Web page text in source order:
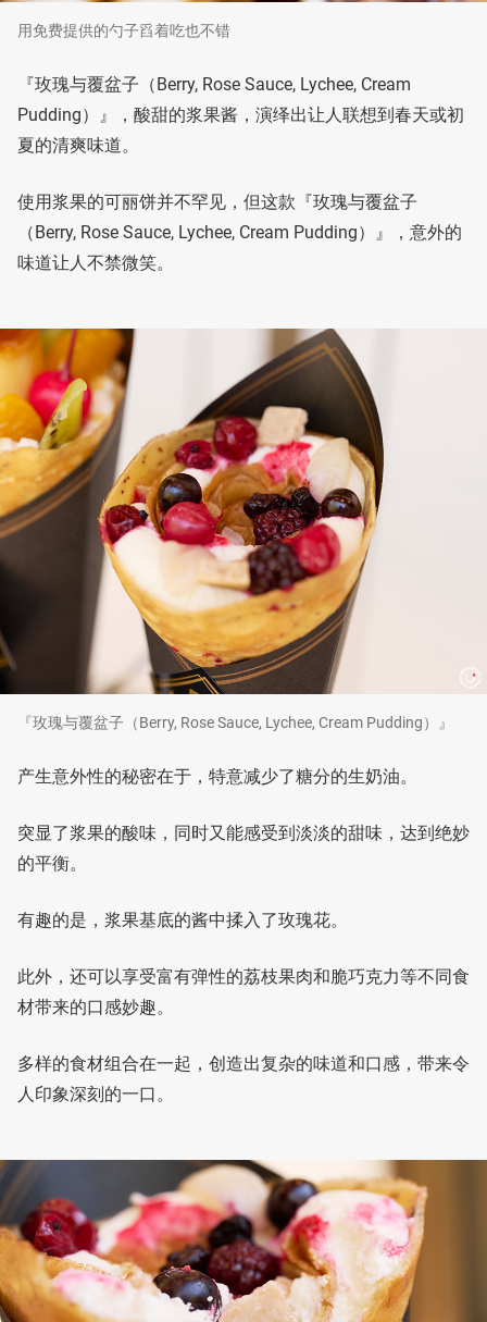
用免费提供的勺子舀着吃也不错
『玫瑰与覆盆子（Berry, Rose Sauce, Lychee, Cream
Pudding）』，酸甜的浆果酱，演绎出让人联想到春天或初
夏的清爽味道。
使用浆果的可丽饼并不罕见，但这款『玫瑰与覆盆子
（Berry, Rose Sauce, Lychee, Cream Pudding）』，意外的
味道让人不禁微笑。
『玫瑰与覆盆子（Berry, Rose Sauce, Lychee, Cream Pudding）』
产生意外性的秘密在于，特意减少了糖分的生奶油。
突显了浆果的酸味，同时又能感受到淡淡的甜味，达到绝妙
的平衡。
有趣的是，浆果基底的酱中揉入了玫瑰花。
此外，还可以享受富有弹性的荔枝果肉和脆巧克力等不同食
材带来的口感妙趣。
多样的食材组合在一起，创造出复杂的味道和口感，带来令
人印象深刻的一口。